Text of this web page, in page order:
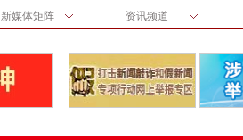
新媒体矩阵 资讯频道